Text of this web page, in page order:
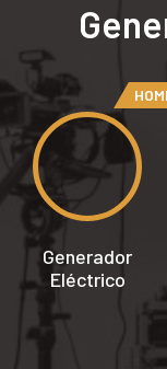
Generador
Eléctrico